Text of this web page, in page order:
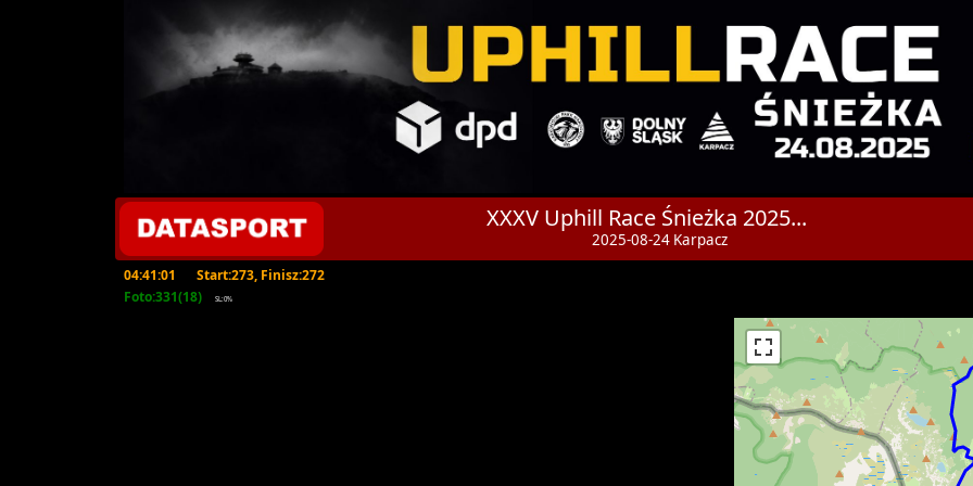
XXXV Uphill Race Śnieżka 2025...
2025-08-24 Karpacz
04:41:01
Start:273, Finisz:272
Foto:331(18)
SL:0%